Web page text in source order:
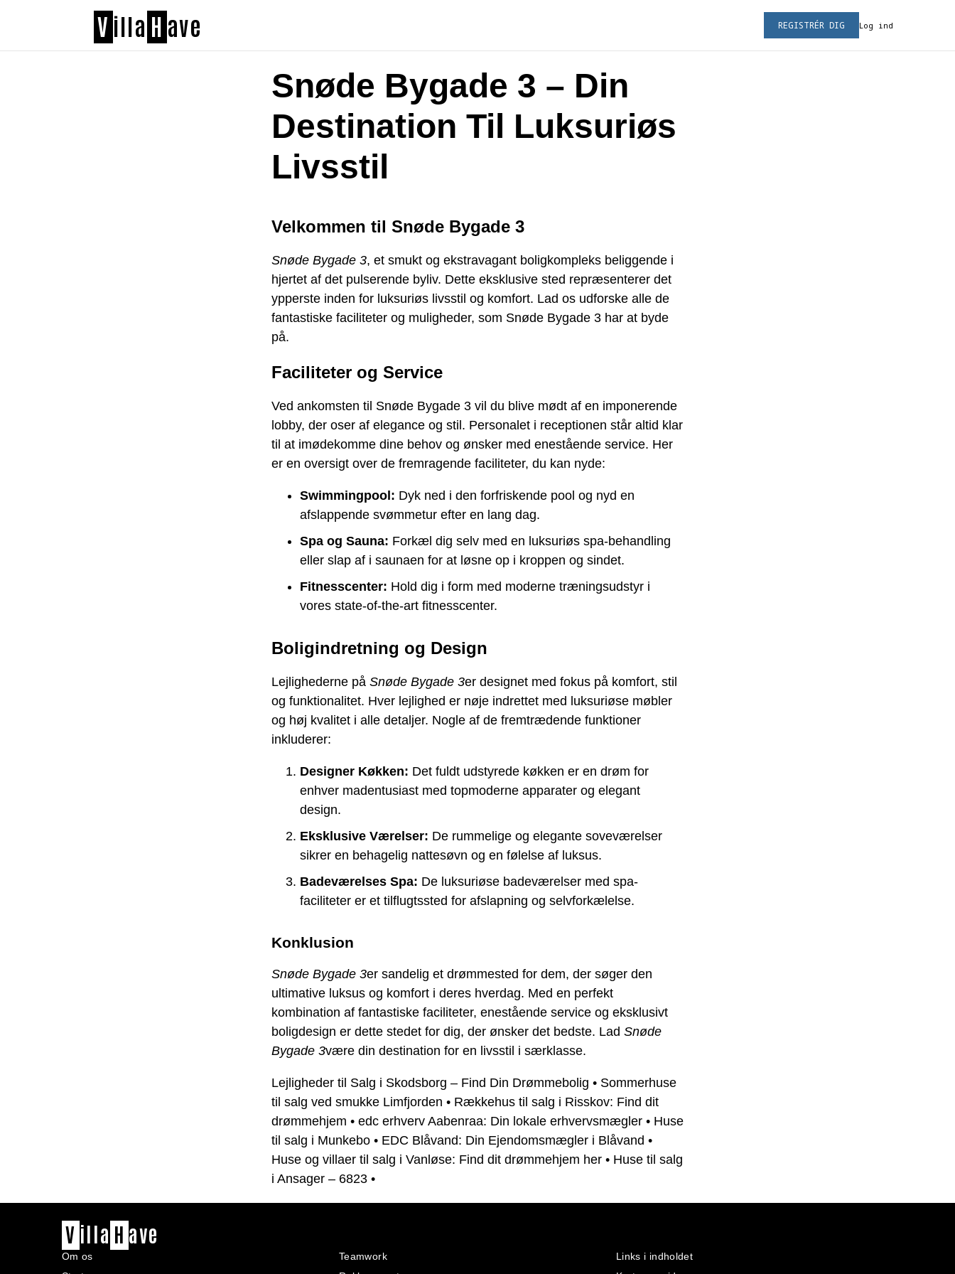
V illa H ave Log ind
REGISTRÉR DIG
Snøde Bygade 3 – Din
Destination Til Luksuriøs
Livsstil
Velkommen til Snøde Bygade 3
Snøde Bygade 3, et smukt og ekstravagant boligkompleks beliggende i
hjertet af det pulserende byliv. Dette eksklusive sted repræsenterer det
ypperste inden for luksuriøs livsstil og komfort. Lad os udforske alle de
fantastiske faciliteter og muligheder, som Snøde Bygade 3 har at byde
på.
Faciliteter og Service
Ved ankomsten til Snøde Bygade 3 vil du blive mødt af en imponerende
lobby, der oser af elegance og stil. Personalet i receptionen står altid klar
til at imødekomme dine behov og ønsker med enestående service. Her
er en oversigt over de fremragende faciliteter, du kan nyde:
Swimmingpool: Dyk ned i den forfriskende pool og nyd en
afslappende svømmetur efter en lang dag.
Spa og Sauna: Forkæl dig selv med en luksuriøs spa-behandling
eller slap af i saunaen for at løsne op i kroppen og sindet.
Fitnesscenter: Hold dig i form med moderne træningsudstyr i
vores state-of-the-art fitnesscenter.
Boligindretning og Design
Lejlighederne på Snøde Bygade 3er designet med fokus på komfort, stil
og funktionalitet. Hver lejlighed er nøje indrettet med luksuriøse møbler
og høj kvalitet i alle detaljer. Nogle af de fremtrædende funktioner
inkluderer:
Designer Køkken: Det fuldt udstyrede køkken er en drøm for
enhver madentusiast med topmoderne apparater og elegant
design.
Eksklusive Værelser: De rummelige og elegante soveværelser
sikrer en behagelig nattesøvn og en følelse af luksus.
Badeværelses Spa: De luksuriøse badeværelser med spa-
faciliteter er et tilflugtssted for afslapning og selvforkælelse.
Konklusion
Snøde Bygade 3er sandelig et drømmested for dem, der søger den
ultimative luksus og komfort i deres hverdag. Med en perfekt
kombination af fantastiske faciliteter, enestående service og eksklusivt
boligdesign er dette stedet for dig, der ønsker det bedste. Lad Snøde
Bygade 3være din destination for en livsstil i særklasse.
Lejligheder til Salg i Skodsborg – Find Din Drømmebolig • Sommerhuse
til salg ved smukke Limfjorden • Rækkehus til salg i Risskov: Find dit
drømmehjem • edc erhverv Aabenraa: Din lokale erhvervsmægler • Huse
til salg i Munkebo • EDC Blåvand: Din Ejendomsmægler i Blåvand •
Huse og villaer til salg i Vanløse: Find dit drømmehjem her • Huse til salg
i Ansager – 6823 •
V illa H ave
Om os
Teamwork
Links i indholdet